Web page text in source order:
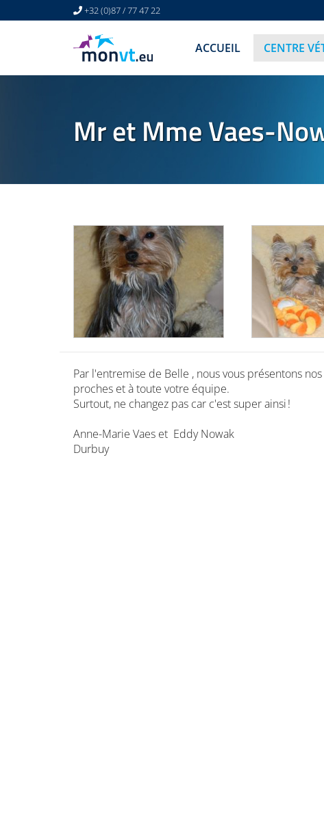
+32 (0)87 / 77 47 22
ACCUEIL CENTRE
Mr et Mme Vaes-
Par l'entremise de Belle , nous vous présentons
proches et à toute votre équipe.
Surtout, ne changez pas car c'est super ainsi !
Anne-Marie Vaes et Eddy Nowak
Durbuy